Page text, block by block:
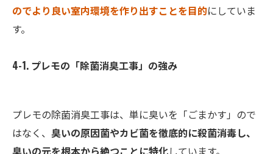
のでより良い室内環境を作り出すことを目的にしていま
す。
4-1. プレモの「除菌消臭工事」の強み
プレモの除菌消臭工事は、単に臭いを「ごまかす」ので
はなく、 臭いの原因菌やカビ菌を徹底的に殺菌消毒し、
臭いの元を根本から絶つことに特化しています。